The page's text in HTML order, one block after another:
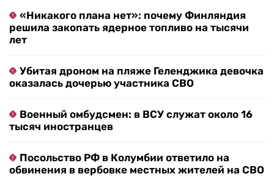
«Никакого плана нет»: почему Финляндия
решила закопать ядерное топливо на тысячи
лет
Убитая дроном на пляже Геленджика девочка
оказалась дочерью участника СВО
Военный омбудсмен: в ВСУ служат около 16
тысяч иностранцев
Посольство РФ в Колумбии ответило на
обвинения в вербовке местных жителей на СВО